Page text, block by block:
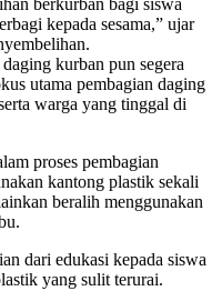
kepada sesama,” ujar
kurban pun segera
utama pembagian daging
warga yang tinggal di
proses pembagian
kantong plastik sekali
beralih menggunakan
dari edukasi kepada siswa
yang sulit terurai.